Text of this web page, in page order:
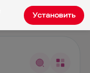
Установить